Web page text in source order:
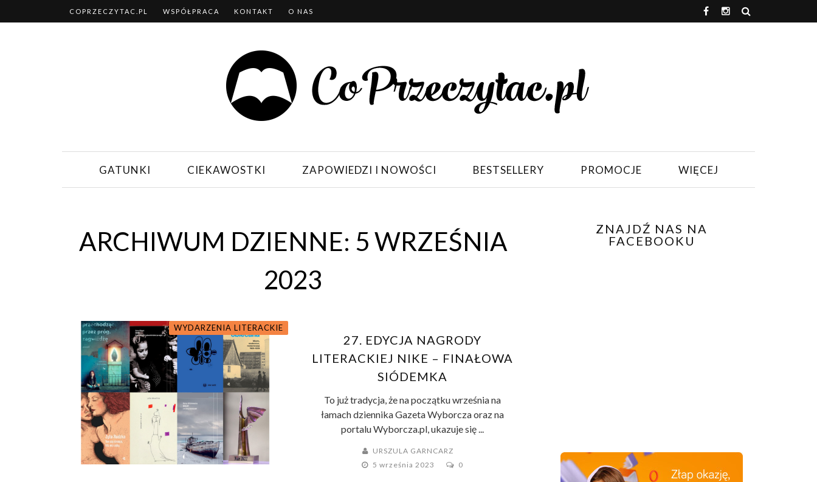
COPRZECZYTAC.PL WSPÓŁPRACA KONTAKT O NAS
GATUNKI CIEKAWOSTKI ZAPOWIEDZI I NOWOŚCI BESTSELLERY PROMOCJE WIĘCEJ
ARCHIWUM DZIENNE: 5 WRZEŚNIA
2023
WYDARZENIA LITERACKIE
27. EDYCJA NAGRODY
LITERACKIEJ NIKE – FINAŁOWA
SIÓDEMKA
To już tradycja, że na początku września na
łamach dziennika Gazeta Wyborcza oraz na
portalu Wyborcza.pl, ukazuje się ...
URSZULA GARNCARZ
5 września 2023
0
ZNAJDŹ NAS NA
FACEBOOKU